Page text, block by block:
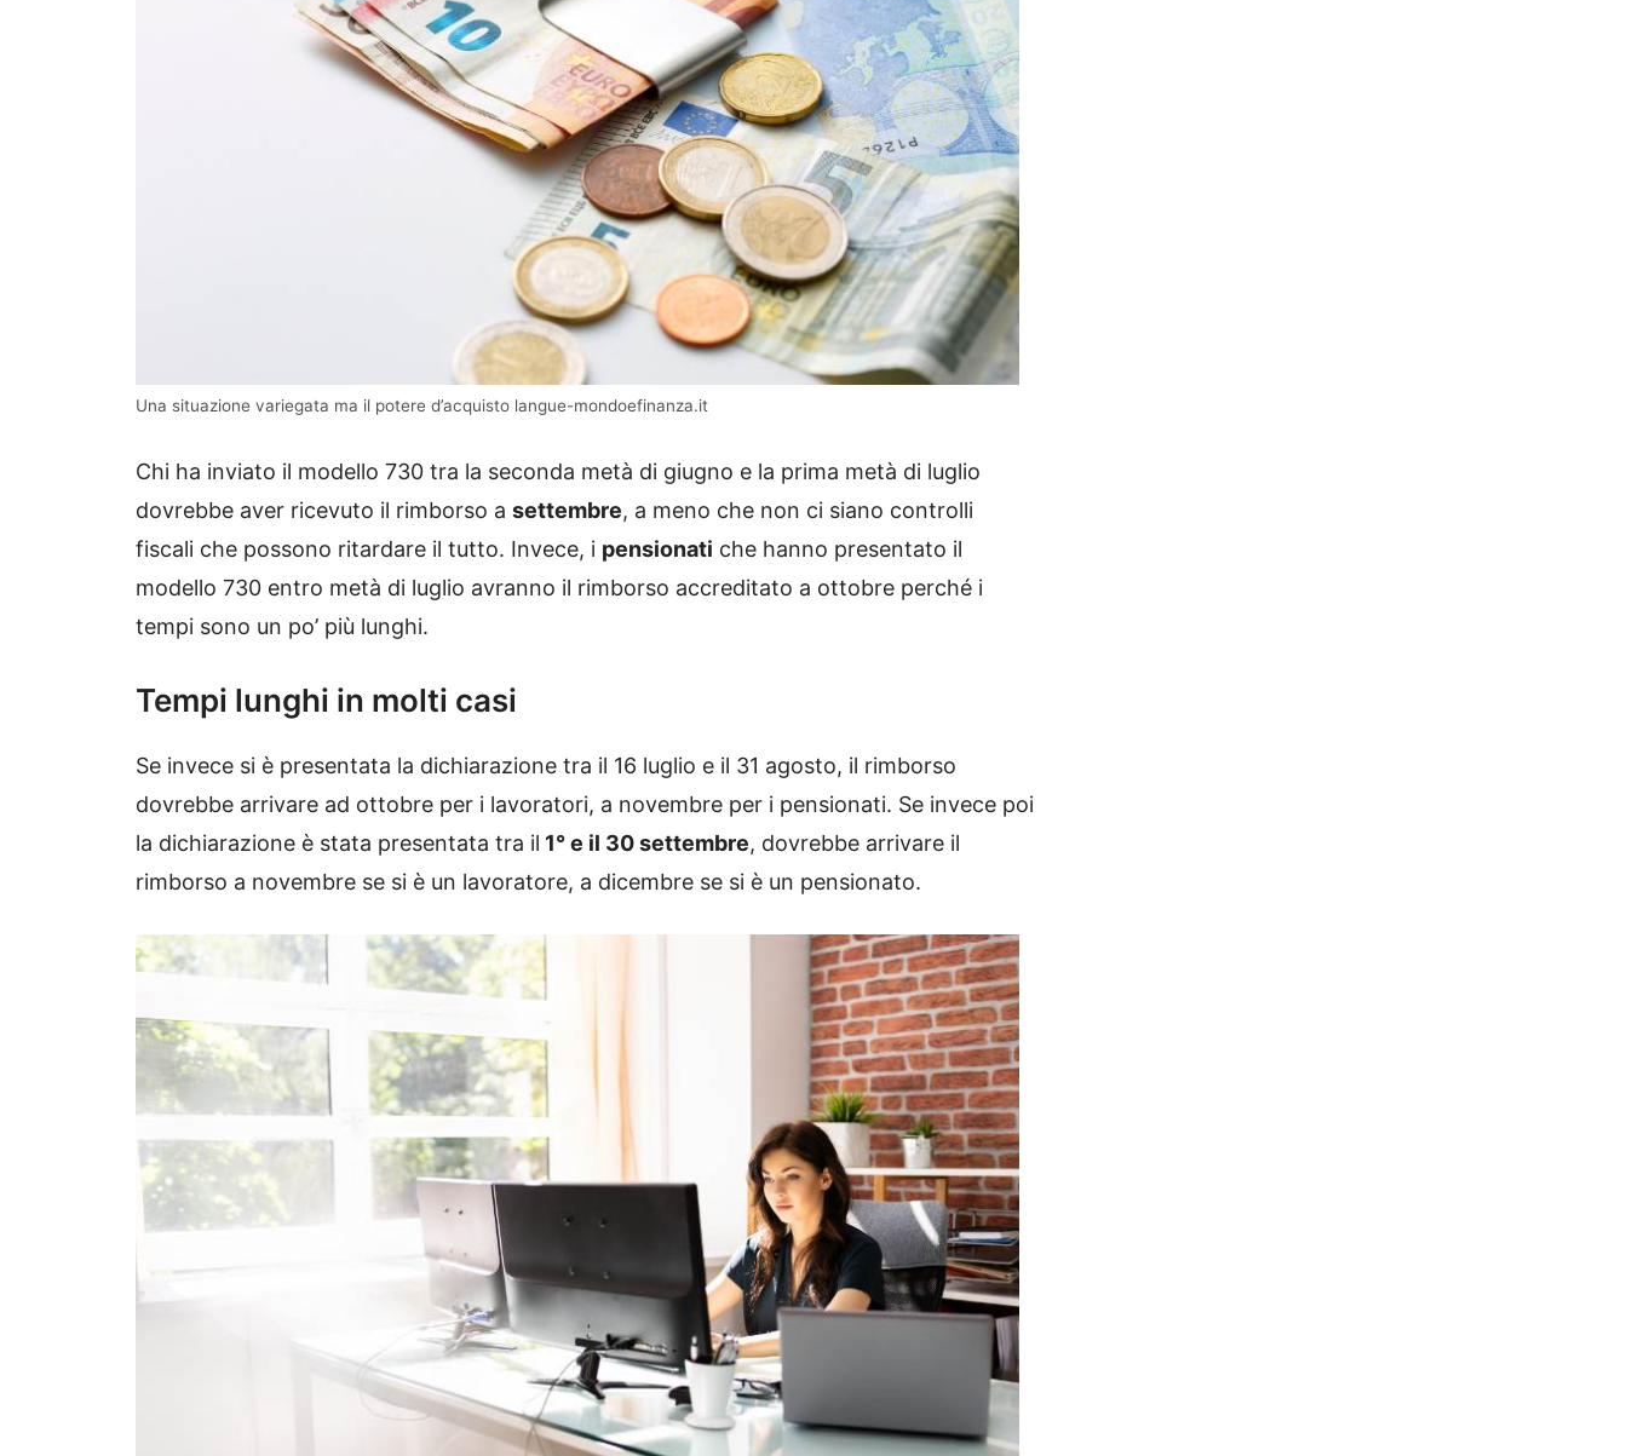
Una situazione variegata ma il potere d’acquisto langue-mondoefinanza.it
Chi ha inviato il modello 730 tra la seconda metà di giugno e la prima metà di luglio
dovrebbe aver ricevuto il rimborso a settembre, a meno che non ci siano controlli
fiscali che possono ritardare il tutto. Invece, i pensionati che hanno presentato il
modello 730 entro metà di luglio avranno il rimborso accreditato a ottobre perché i
tempi sono un po’ più lunghi.
Tempi lunghi in molti casi
Se invece si è presentata la dichiarazione tra il 16 luglio e il 31 agosto, il rimborso
dovrebbe arrivare ad ottobre per i lavoratori, a novembre per i pensionati. Se invece poi
la dichiarazione è stata presentata tra il 1° e il 30 settembre, dovrebbe arrivare il
rimborso a novembre se si è un lavoratore, a dicembre se si è un pensionato.